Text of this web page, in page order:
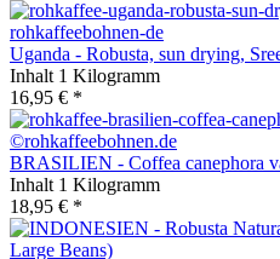
Uganda - Robusta, sun drying,
Inhalt 1 Kilogramm
16,95 € *
BRASILIEN - Coffea canephora
Inhalt 1 Kilogramm
18,95 € *